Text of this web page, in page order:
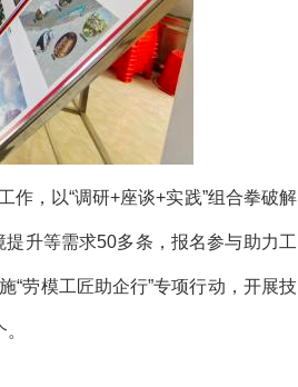
，以“调研+座谈+实践”组合拳破解
升等需求50多条，报名参与助力工
“劳模工匠助企行”专项行动，开展技